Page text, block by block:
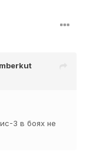
mberkut
3 в боях не